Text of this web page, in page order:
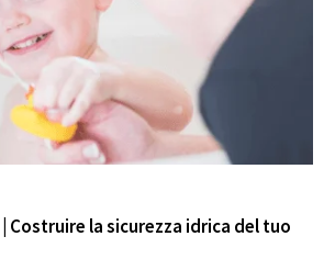
Costruire la sicurezza idrica del tuo